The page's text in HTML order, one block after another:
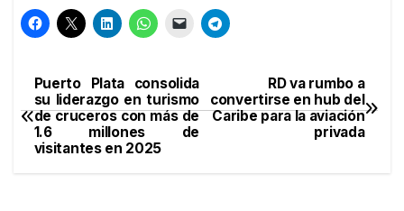
Navegación
de
RD va rumbo a
convertirse en hub del
Caribe para la aviación
privada
Puerto Plata consolida
su liderazgo en turismo
de cruceros con más de
1.6 millones de
visitantes en 2025